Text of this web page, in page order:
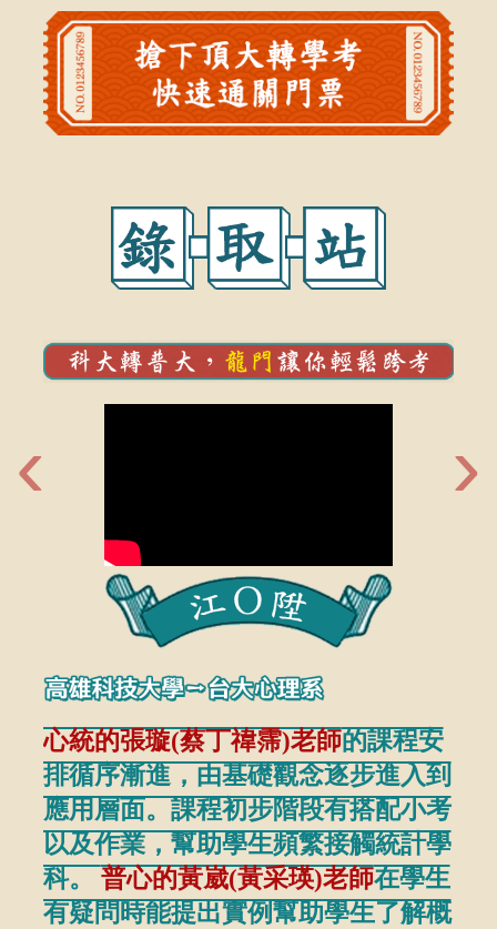
心統的張璇(蔡丁禕霈)老師的課程安
排循序漸進，由基礎觀念逐步進入到
應用層面。課程初步階段有搭配小考
以及作業，幫助學生頻繁接觸統計學
科。 普心的黃崴(黃采瑛)老師在學生
有疑問時能提出實例幫助學生了解概
‹ ›